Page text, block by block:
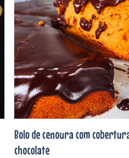
Bolo de cenoura com
chocolate